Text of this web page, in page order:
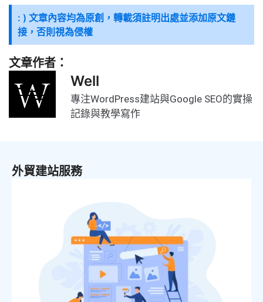
: ) 文章內容均為原創，轉載須註明出處並添加原文鏈
接，否則視為侵權
文章作者：
Well
專注WordPress建站與Google SEO的實操
記錄與教學寫作
外貿建站服務